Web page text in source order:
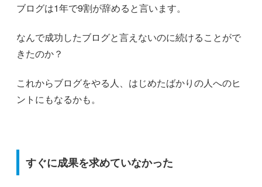
ブログは1年で9割が辞めると言います。
なんで成功したブログと言えないのに続けることがで
きたのか？
これからブログをやる人、はじめたばかりの人へのヒ
ントにもなるかも。
すぐに成果を求めていなかった